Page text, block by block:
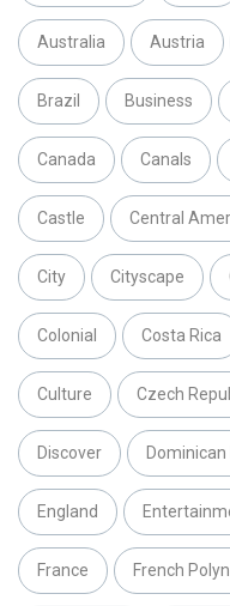
Australia Austria
Brazil Business
Canada Canals
Castle Central
City Cityscape
Colonial Costa Rica
Culture Czech
Discover
England
France French